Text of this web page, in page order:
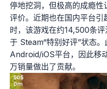
停地挖洞，但极高的成瘾
评价。近期也在国内平台
时，该游戏在约14,500条
于 Steam“特别好评”状态
Android/iOS平台，因此移
万销量做出了贡献。